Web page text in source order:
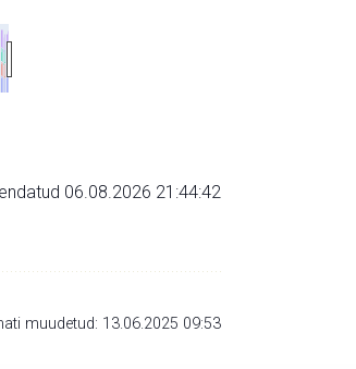
06.08.2026 21:44:42
muudetud: 13.06.2025 09:53